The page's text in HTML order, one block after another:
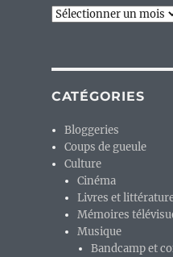
Archives
CATÉGORIES
Bloggeries
Coups de gueule
Culture
Cinéma
Livres et
Mémoires
Musique
Bandcamp et